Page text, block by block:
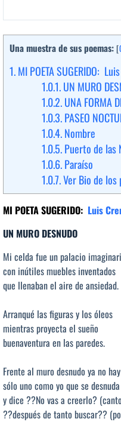
Una muestra de sus poemas: [
1.MI POETA SUGERIDO:
1.0.1.UN MURO
1.0.2.UNA FORMA
1.0.3.PASEO
1.0.4.Nombre
1.0.5.Puerto de las
1.0.6.Paraíso
1.0.7.Ver Bio de
MI POETA SUGERIDO: Luis
UN MURO DESNUDO
Mi celda fue un palacio
con inútiles muebles inventados
que llenaban el aire de ansiedad.
Arranqué las figuras y los óleos
mientras proyecta el sueño
buenaventura en las paredes.
Frente al muro desnudo ya no
sólo uno como yo que se desnuda
y dice ??No vas a creerlo?
??después de tanto buscar??